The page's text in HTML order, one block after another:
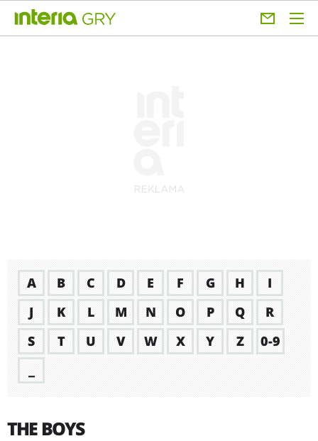
A B C D E F G H
I
J
K L M N O P Q
R
S
T U V W X Y Z
0-9
THE BOYS